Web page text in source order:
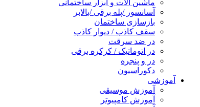
ماشین آلات و ابزار ساختمانی
آسانسور /پله برقی /بالابر
بازسازی ساختمان
سقف کاذب / دیوار کاذب
در ضد سرقت
در اتوماتیک / کرکره برقی
در و پنجره
دکوراسیون
آموزشی
آموزش موسیقی
آموزش کامپیوتر